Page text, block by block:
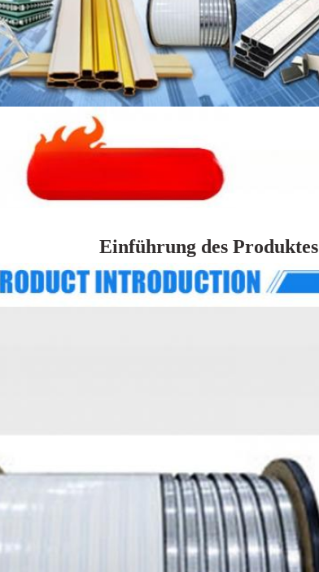
Einführung des Produktes